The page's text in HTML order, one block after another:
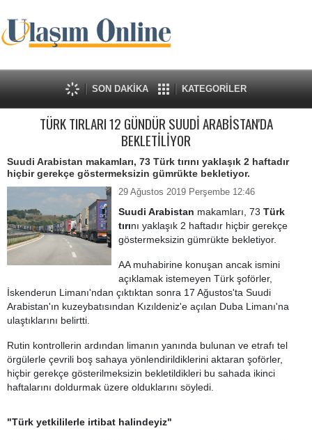
SON DAKİKA KATEGORİLER
TÜRK TIRLARI 12 GÜNDÜR SUUDİ ARABİSTAN'DA
BEKLETİLİYOR
Suudi Arabistan makamları, 73 Türk tırını yaklaşık 2 haftadır
hiçbir gerekçe göstermeksizin gümrükte bekletiyor.
29 Ağustos 2019 Perşembe 12:46
Suudi Arabistan makamları, 73 Türk
tırını yaklaşık 2 haftadır hiçbir gerekçe
göstermeksizin gümrükte bekletiyor.
AA muhabirine konuşan ancak ismini
açıklamak istemeyen Türk şoförler,
İskenderun Limanı'ndan çıktıktan sonra 17 Ağustos'ta Suudi
Arabistan'ın kuzeybatısından Kızıldeniz'e açılan Duba Limanı'na
ulaştıklarını belirtti.
Rutin kontrollerin ardından limanın yanında bulunan ve etrafı tel
örgülerle çevrili boş sahaya yönlendirildiklerini aktaran şoförler,
hiçbir gerekçe gösterilmeksizin bekletildikleri bu sahada ikinci
haftalarını doldurmak üzere olduklarını söyledi.
"Türk yetkililerle irtibat halindeyiz"